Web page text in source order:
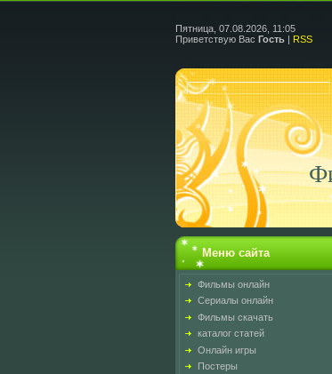
Пятница, 07.08.2026, 11:05
Приветствую Вас Гость | RSS
Меню сайта
Фильмы онлайн
Сериалы онлайн
Фильмы скачать
каталог статей
Онлайн игры
Постеры